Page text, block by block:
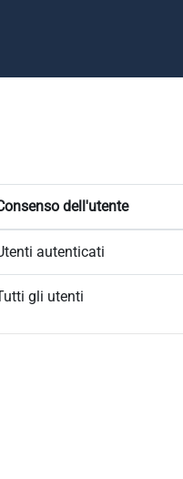
dell'utente
autenticati
gli utenti